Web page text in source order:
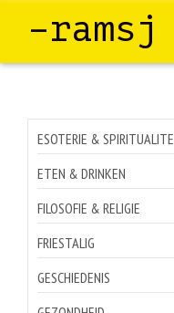
–ramsj
ESOTERIE &
ETEN & DRINKEN
FILOSOFIE & RELIGIE
FRIESTALIG
GESCHIEDENIS